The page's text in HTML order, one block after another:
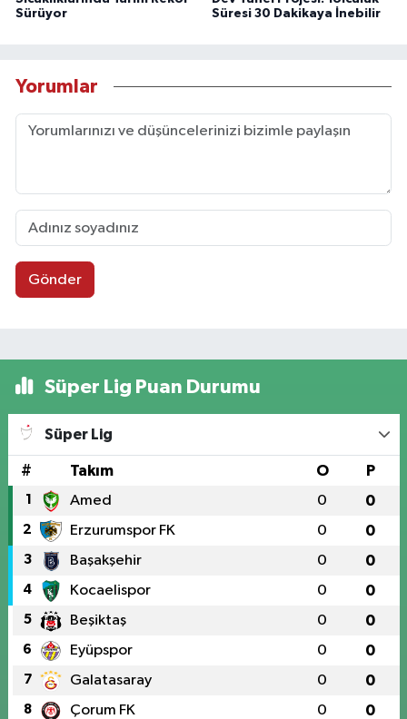
Sürüyor
Süresi 30 Dakikaya İnebilir
Yorumlar
Gönder
Süper Lig Puan Durumu
Süper Lig
# Takım O P
1 Amed 0 0
2 Erzurumspor FK 0 0
3 Başakşehir 0 0
4 Kocaelispor 0 0
5 Beşiktaş 0 0
6 Eyüpspor 0 0
7 Galatasaray 0 0
8 Çorum FK 0 0